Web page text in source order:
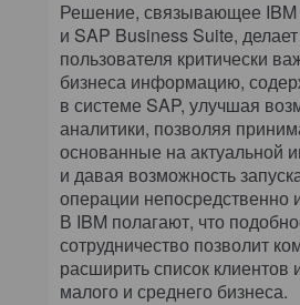
Решение, связывающее IBM
и SAP Business Suite,
пользователя критически
бизнеса информацию,
в системе SAP, улучшая
аналитики, позволяя
основанные на актуальной
и давая возможность
операции непосредственно
В IBM полагают, что
сотрудничество позволит
расширить список клиентов
малого и среднего бизнеса.